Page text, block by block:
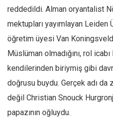
reddedildi. Alman oryantalist
mektupları yayımlayan
öğretim üyesi Van
Müslüman olmadığını, rol
kendilerinden biriymiş gibi
doğrusu buydu. Gerçek adı
değil Christian Snouck
papazının oğluydu.